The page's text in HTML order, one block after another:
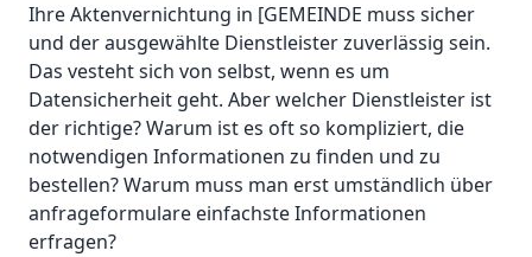
Ihre Aktenvernichtung in [GEMEINDE muss sicher
und der ausgewählte Dienstleister zuverlässig sein.
Das vesteht sich von selbst, wenn es um
Datensicherheit geht. Aber welcher Dienstleister ist
der richtige? Warum ist es oft so kompliziert, die
notwendigen Informationen zu finden und zu
bestellen? Warum muss man erst umständlich über
anfrageformulare einfachste Informationen
erfragen?